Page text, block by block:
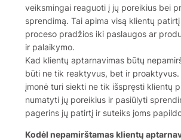
veiksmingai reaguoti į jų poreikius bei
sprendimą. Tai apima visą klientų
proceso pradžios iki paslaugos ar
ir palaikymo.
Kad klientų aptarnavimas būtų
būti ne tik reaktyvus, bet ir proaktyvus.
įmonė turi siekti ne tik išspręsti klientų
numatyti jų poreikius ir pasiūlyti
pagerins jų patirtį ir suteiks joms
Kodėl nepamirštamas klientų